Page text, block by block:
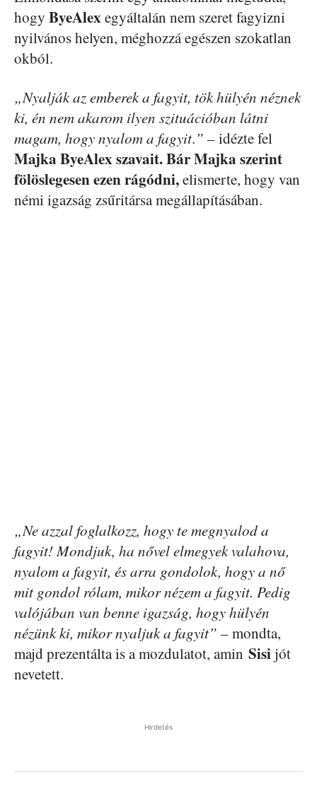
hogy ByeAlex egyáltalán nem szeret fagyizni
nyilvános helyen, méghozzá egészen szokatlan
okból.
„Nyalják az emberek a fagyit, tök hülyén néznek
ki, én nem akarom ilyen szituációban látni
magam, hogy nyalom a fagyit.” – idézte fel
Majka ByeAlex szavait. Bár Majka szerint
fölöslegesen ezen rágódni,elismerte, hogy van
némi igazság zsűritársa megállapításában.
„Ne azzal foglalkozz, hogy te megnyalod a
fagyit! Mondjuk, ha nővel elmegyek valahova,
nyalom a fagyit, és arra gondolok, hogy a nő
mit gondol rólam, mikor nézem a fagyit. Pedig
valójában van benne igazság, hogy hülyén
nézünk ki, mikor nyaljuk a fagyit” – mondta,
majd prezentálta is a mozdulatot, amin Sisijót
nevetett.
Hirdetés